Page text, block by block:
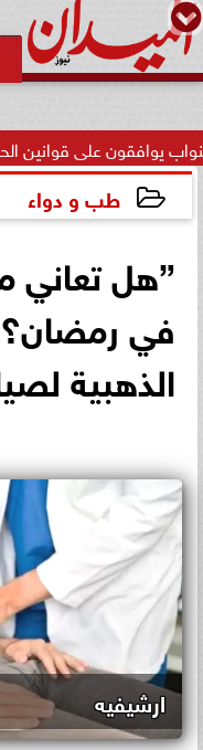
بنسبة تعديل...
طب و دواء
”هل
في رمضان؟
الذهبية
ارشيفيه